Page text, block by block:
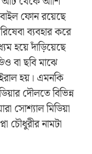
ফোন রয়েছে
ব্যবহার করে
হয়ে দাঁড়িয়েছে
বা ছবি মাঝে
হয়। এমনকি
দৌলতে বিভিন্ন
সোশ্যাল মিডিয়া
চৌধুরীর নামটা